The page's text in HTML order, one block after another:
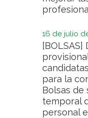
16 de julio
para la
Bolsas de
temporal
personal